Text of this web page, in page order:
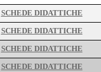
SCHEDE DIDATTICHE
SCHEDE DIDATTICHE
SCHEDE DIDATTICHE
SCHEDE DIDATTICHE